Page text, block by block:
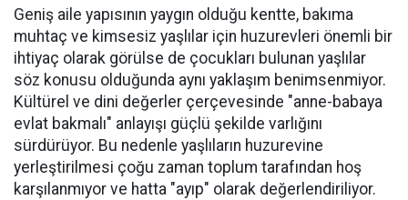
Geniş aile yapısının yaygın olduğu kentte, bakıma
muhtaç ve kimsesiz yaşlılar için huzurevleri önemli bir
ihtiyaç olarak görülse de çocukları bulunan yaşlılar
söz konusu olduğunda aynı yaklaşım benimsenmiyor.
Kültürel ve dini değerler çerçevesinde "anne-babaya
evlat bakmalı" anlayışı güçlü şekilde varlığını
sürdürüyor. Bu nedenle yaşlıların huzurevine
yerleştirilmesi çoğu zaman toplum tarafından hoş
karşılanmıyor ve hatta "ayıp" olarak değerlendiriliyor.